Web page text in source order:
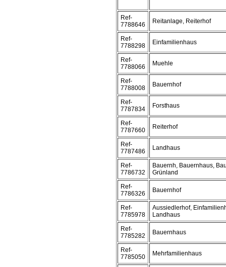
Ref-
7788646
Reitanlage, Reiterhof
Ref-
7788298
Einfamilienhaus
Ref-
7788066
Muehle
Ref-
7788008
Bauernhof
Ref-
7787834
Forsthaus
Ref-
7787660
Reiterhof
Ref-
7787486
Landhaus
Ref-
7786732
Bauernh, Bauernhaus,
Grünland
Ref-
7786326
Bauernhof
Ref-
7785978
Aussiedlerhof,
Landhaus
Ref-
7785282
Bauernhaus
Ref-
7785050
Mehrfamilienhaus